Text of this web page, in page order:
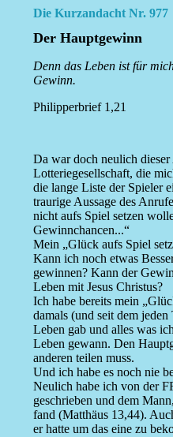
Die Kurzandacht Nr. 977
Der Hauptgewinn
Denn das Leben ist für
Gewinn.
Philipperbrief 1,21
Da war doch neulich
Lotteriegesellschaft, die
die lange Liste der Spieler
traurige Aussage des
nicht aufs Spiel setzen
Gewinnchancen...“
Mein „Glück aufs Spiel
Kann ich noch etwas
gewinnen? Kann der
Leben mit Jesus Christus?
Ich habe bereits mein
damals (und seit dem jeden
Leben gab und alles was
Leben gewann. Den
anderen teilen muss.
Und ich habe es noch nie
Neulich habe ich von der
geschrieben und dem
fand (Matthäus 13,44).
er hatte um das eine zu